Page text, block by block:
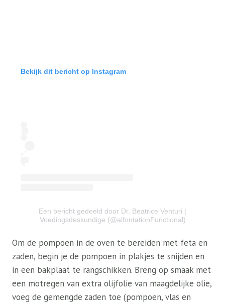
Bekijk dit bericht op Instagram
Een bericht gedeeld door Dr. Beatrice Venturi |
Voedingsdeskundige (@alfontationFunctional)
Om de pompoen in de oven te bereiden met feta en
zaden, begin je de pompoen in plakjes te snijden en
in een bakplaat te rangschikken. Breng op smaak met
een motregen van extra olijfolie van maagdelijke olie,
voeg de gemengde zaden toe (pompoen, vlas en